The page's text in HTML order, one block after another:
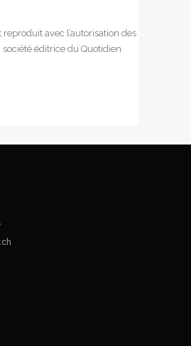
avec l’autorisation des
société éditrice du Quotidien